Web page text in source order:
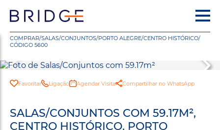
COMPRAR/SALAS/CONJUNTOS/PORTO ALEGRE/CENTRO HISTÓRICO/
CÓDIGO 5600
Favoritar Ligação Agendar Visita Compartilhar no WhatsApp
SALAS/CONJUNTOS COM 59.17M²,
CENTRO HISTÓRICO, PORTO